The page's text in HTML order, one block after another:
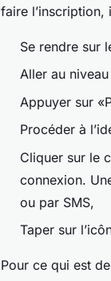
faire l’inscription,
Se rendre sur
Aller au
Appuyer sur
Procéder à
Cliquer sur le
connexion.
ou par SMS,
Taper sur
Pour ce qui est